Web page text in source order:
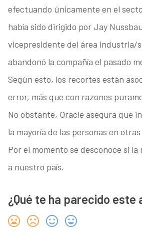
efectuando únicamente en el
había sido dirigido por Jay
vicepresidente del área industria/
abandonó la compañía el pasado
Según esto, los recortes están
error, más que con razones
No obstante, Oracle asegura que
la mayoría de las personas en
Por el momento se desconoce si
a nuestro país.
¿Qué te ha parecido este